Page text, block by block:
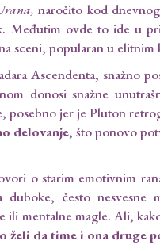
naročito kod
Međutim ovde to ide u
sceni, popularan u
Ascendenta, snažno
donosi snažne
posebno jer je Pluton
delovanje, što ponovo
o starim emotivnim
duboke, često nesvesne
ili mentalne magle. Ali,
želi da time i ona druge